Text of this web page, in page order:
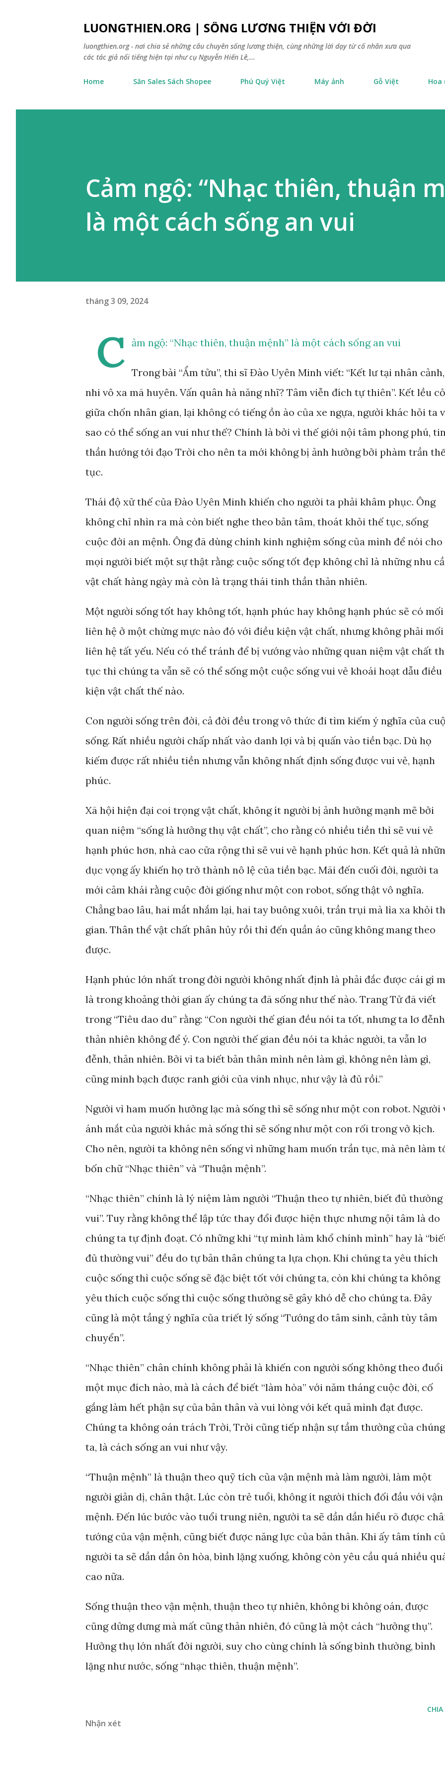
LUONGTHIEN.ORG | SỐNG LƯƠNG THIỆN VỚI ĐỜI
luongthien.org - nơi chia sẻ những câu chuyên sống lương thiện, cùng những lời dạy từ cổ nhân xưa qua
các tác giả nổi tiếng hiện tại như cụ Nguyễn Hiến Lê,...
Home Săn Sales Sách Shopee Phú Quý Việt Máy ảnh Gỗ Việt Hoa
Cảm ngộ: “Nhạc thiên, thuận
là một cách sống an vui
tháng 3 09, 2024
C ảm ngộ: “Nhạc thiên, thuận mệnh” là một cách sống an vui
Trong bài “Ẩm tửu”, thi sĩ Đào Uyên Minh viết: “Kết lư tại nhân cảnh,
nhi vô xa mã huyên. Vấn quân hà năng nhĩ? Tâm viễn đích tự thiên”. Kết lều cỏ
giữa chốn nhân gian, lại không có tiếng ồn ào của xe ngựa, người khác hỏi ta
sao có thể sống an vui như thế? Chính là bởi vì thế giới nội tâm phong phú,
thần hướng tới đạo Trời cho nên ta mới không bị ảnh hưởng bởi phàm trần
tục.
Thái độ xử thế của Đào Uyên Minh khiến cho người ta phải khâm phục. Ông
không chỉ nhìn ra mà còn biết nghe theo bản tâm, thoát khỏi thế tục, sống
cuộc đời an mệnh. Ông đã dùng chính kinh nghiệm sống của mình để nói cho
mọi người biết một sự thật rằng: cuộc sống tốt đẹp không chỉ là những nhu
vật chất hàng ngày mà còn là trạng thái tinh thần thản nhiên.
Một người sống tốt hay không tốt, hạnh phúc hay không hạnh phúc sẽ có mối
liên hệ ở một chừng mực nào đó với điều kiện vật chất, nhưng không phải mối
liên hệ tất yếu. Nếu có thể tránh để bị vướng vào những quan niệm vật chất
tục thì chúng ta vẫn sẽ có thể sống một cuộc sống vui vẻ khoái hoạt dẫu điều
kiện vật chất thế nào.
Con người sống trên đời, cả đời đều trong vô thức đi tìm kiếm ý nghĩa của
sống. Rất nhiều người chấp nhất vào danh lợi và bị quấn vào tiền bạc. Dù họ
kiếm được rất nhiều tiền nhưng vẫn không nhất định sống được vui vẻ, hạnh
phúc.
Xã hội hiện đại coi trọng vật chất, không ít người bị ảnh hưởng mạnh mẽ bởi
quan niệm “sống là hưởng thụ vật chất”, cho rằng có nhiều tiền thì sẽ vui vẻ
hạnh phúc hơn, nhà cao cửa rộng thì sẽ vui vẻ hạnh phúc hơn. Kết quả là
dục vọng ấy khiến họ trở thành nô lệ của tiền bạc. Mãi đến cuối đời, người ta
mới cảm khái rằng cuộc đời giống như một con robot, sống thật vô nghĩa.
Chẳng bao lâu, hai mắt nhắm lại, hai tay buông xuôi, trần trụi mà lìa xa khỏi
gian. Thân thể vật chất phân hủy rồi thì đến quần áo cũng không mang theo
được.
Hạnh phúc lớn nhất trong đời người không nhất định là phải đắc được cái gì
là trong khoảng thời gian ấy chúng ta đã sống như thế nào. Trang Tử đã viết
trong “Tiêu dao du” rằng: “Con người thế gian đều nói ta tốt, nhưng ta lơ
thản nhiên không để ý. Con người thế gian đều nói ta khác người, ta vẫn lơ
đễnh, thản nhiên. Bởi vì ta biết bản thân mình nên làm gì, không nên làm gì,
cũng minh bạch được ranh giới của vinh nhục, như vậy là đủ rồi.”
Người vì ham muốn hưởng lạc mà sống thì sẽ sống như một con robot. Người
ánh mắt của người khác mà sống thì sẽ sống như một con rối trong vở kịch.
Cho nên, người ta không nên sống vì những ham muốn trần tục, mà nên làm
bốn chữ “Nhạc thiên” và “Thuận mệnh”.
“Nhạc thiên” chính là lý niệm làm người “Thuận theo tự nhiên, biết đủ thường
vui”. Tuy rằng không thể lập tức thay đổi được hiện thực nhưng nội tâm là do
chúng ta tự định đoạt. Có những khi “tự mình làm khổ chính mình” hay là
đủ thường vui” đều do tự bản thân chúng ta lựa chọn. Khi chúng ta yêu thích
cuộc sống thì cuộc sống sẽ đặc biệt tốt với chúng ta, còn khi chúng ta không
yêu thích cuộc sống thì cuộc sống thường sẽ gây khó dễ cho chúng ta. Đây
cũng là một tầng ý nghĩa của triết lý sống “Tướng do tâm sinh, cảnh tùy tâm
chuyển”.
“Nhạc thiên” chân chính không phải là khiến con người sống không theo đuổi
một mục đích nào, mà là cách để biết “làm hòa” với năm tháng cuộc đời, cố
gắng làm hết phận sự của bản thân và vui lòng với kết quả mình đạt được.
Chúng ta không oán trách Trời, Trời cũng tiếp nhận sự tầm thường của chúng
ta, là cách sống an vui như vậy.
“Thuận mệnh” là thuận theo quỹ tích của vận mệnh mà làm người, làm một
người giản dị, chân thật. Lúc còn trẻ tuổi, không ít người thích đối đầu với vận
mệnh. Đến lúc bước vào tuổi trung niên, người ta sẽ dần dần hiểu rõ được
tướng của vận mệnh, cũng biết được năng lực của bản thân. Khi ấy tâm tính
người ta sẽ dần dần ôn hòa, bình lặng xuống, không còn yêu cầu quá nhiều
cao nữa.
Sống thuận theo vận mệnh, thuận theo tự nhiên, không bi không oán, được
cũng dửng dưng mà mất cũng thản nhiên, đó cũng là một cách “hưởng thụ”.
Hưởng thụ lớn nhất đời người, suy cho cùng chính là sống bình thường, bình
lặng như nước, sống “nhạc thiên, thuận mệnh”.
CHIA
Nhận xét